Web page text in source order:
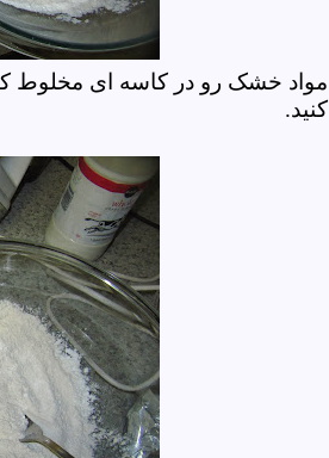
مواد خشک رو در کاسه ای مخلوط
کنید.